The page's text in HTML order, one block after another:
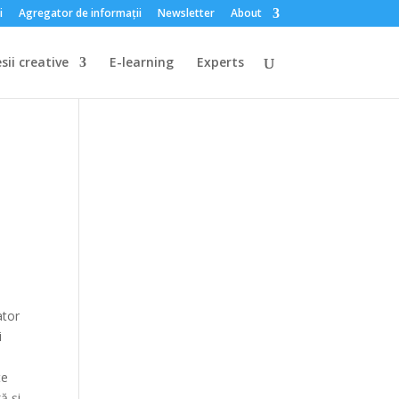
Agregator de informații Newsletter About
creative E-learning Experts